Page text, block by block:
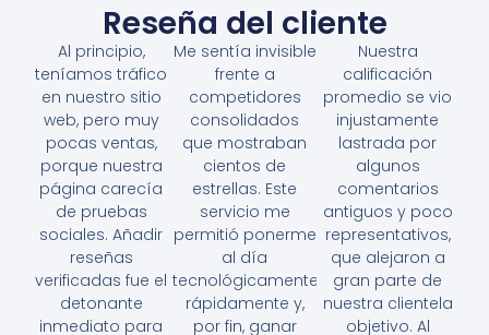
Reseña del cliente
Al principio,
teníamos tráfico
en nuestro sitio
web, pero muy
pocas ventas,
porque nuestra
página carecía
de pruebas
sociales. Añadir
reseñas
verificadas fue el
detonante
inmediato para
Me sentía invisible
frente a
competidores
consolidados
que mostraban
cientos de
estrellas. Este
servicio me
permitió ponerme
al día
tecnológicamente
rápidamente y,
por fin, ganar
Nuestra
calificación
promedio se vio
injustamente
lastrada por
algunos
comentarios
antiguos y poco
representativos,
que alejaron a
gran parte de
nuestra clientela
objetivo. Al